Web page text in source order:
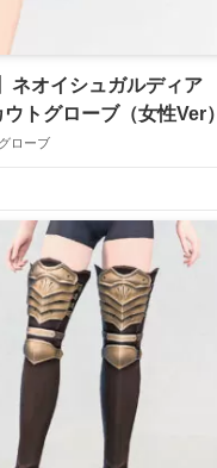
ネオイシュガルディア
トグローブ（女性Ver）
ローブ